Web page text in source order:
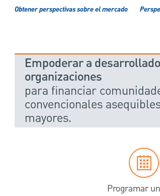
Obtener perspectivas sobre el mercado
Empoderar a
organizaciones
para financiar
convencionales
mayores.
Programar